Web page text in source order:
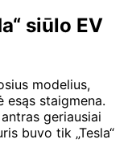
siūlo EV
modelius,
esąs staigmena.
geriausiai
buvo tik „Tesla“